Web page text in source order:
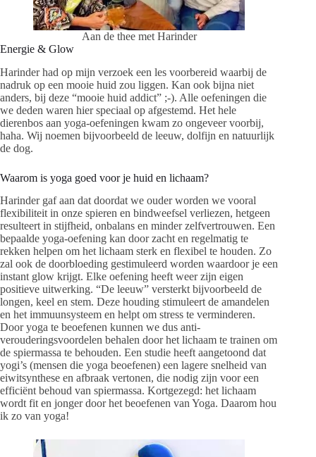
Aan de thee met Harinder
Energie & Glow
Harinder had op mijn verzoek een les voorbereid waarbij de
nadruk op een mooie huid zou liggen. Kan ook bijna niet
anders, bij deze “mooie huid addict” ;-). Alle oefeningen die
we deden waren hier speciaal op afgestemd. Het hele
dierenbos aan yoga-oefeningen kwam zo ongeveer voorbij,
haha. Wij noemen bijvoorbeeld de leeuw, dolfijn en natuurlijk
de dog.
Waarom is yoga goed voor je huid en lichaam?
Harinder gaf aan dat doordat we ouder worden we vooral
flexibiliteit in onze spieren en bindweefsel verliezen, hetgeen
resulteert in stijfheid, onbalans en minder zelfvertrouwen. Een
bepaalde yoga-oefening kan door zacht en regelmatig te
rekken helpen om het lichaam sterk en flexibel te houden. Zo
zal ook de doorbloeding gestimuleerd worden waardoor je een
instant glow krijgt. Elke oefening heeft weer zijn eigen
positieve uitwerking. “De leeuw” versterkt bijvoorbeeld de
longen, keel en stem. Deze houding stimuleert de amandelen
en het immuunsysteem en helpt om stress te verminderen.
Door yoga te beoefenen kunnen we dus anti-
verouderingsvoordelen behalen door het lichaam te trainen om
de spiermassa te behouden. Een studie heeft aangetoond dat
yogi’s (mensen die yoga beoefenen) een lagere snelheid van
eiwitsynthese en afbraak vertonen, die nodig zijn voor een
efficiënt behoud van spiermassa. Kortgezegd: het lichaam
wordt fit en jonger door het beoefenen van Yoga. Daarom hou
ik zo van yoga!